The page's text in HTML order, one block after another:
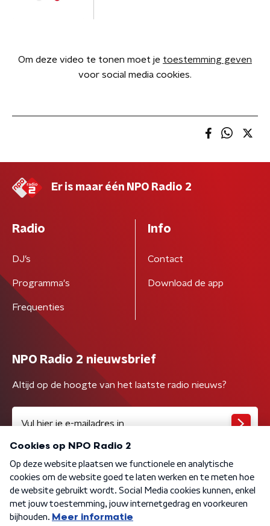
Om deze video te tonen moet je toestemming geven
voor social media cookies.
Er is maar één NPO Radio 2
Radio
DJ’s
Programma's
Frequenties
Info
Contact
Download de app
NPO Radio 2 nieuwsbrief
Altijd op de hoogte van het laatste radio nieuws?
Algemene voorwaarden